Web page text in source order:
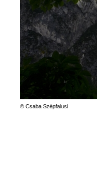
© Csaba Szépfalusi